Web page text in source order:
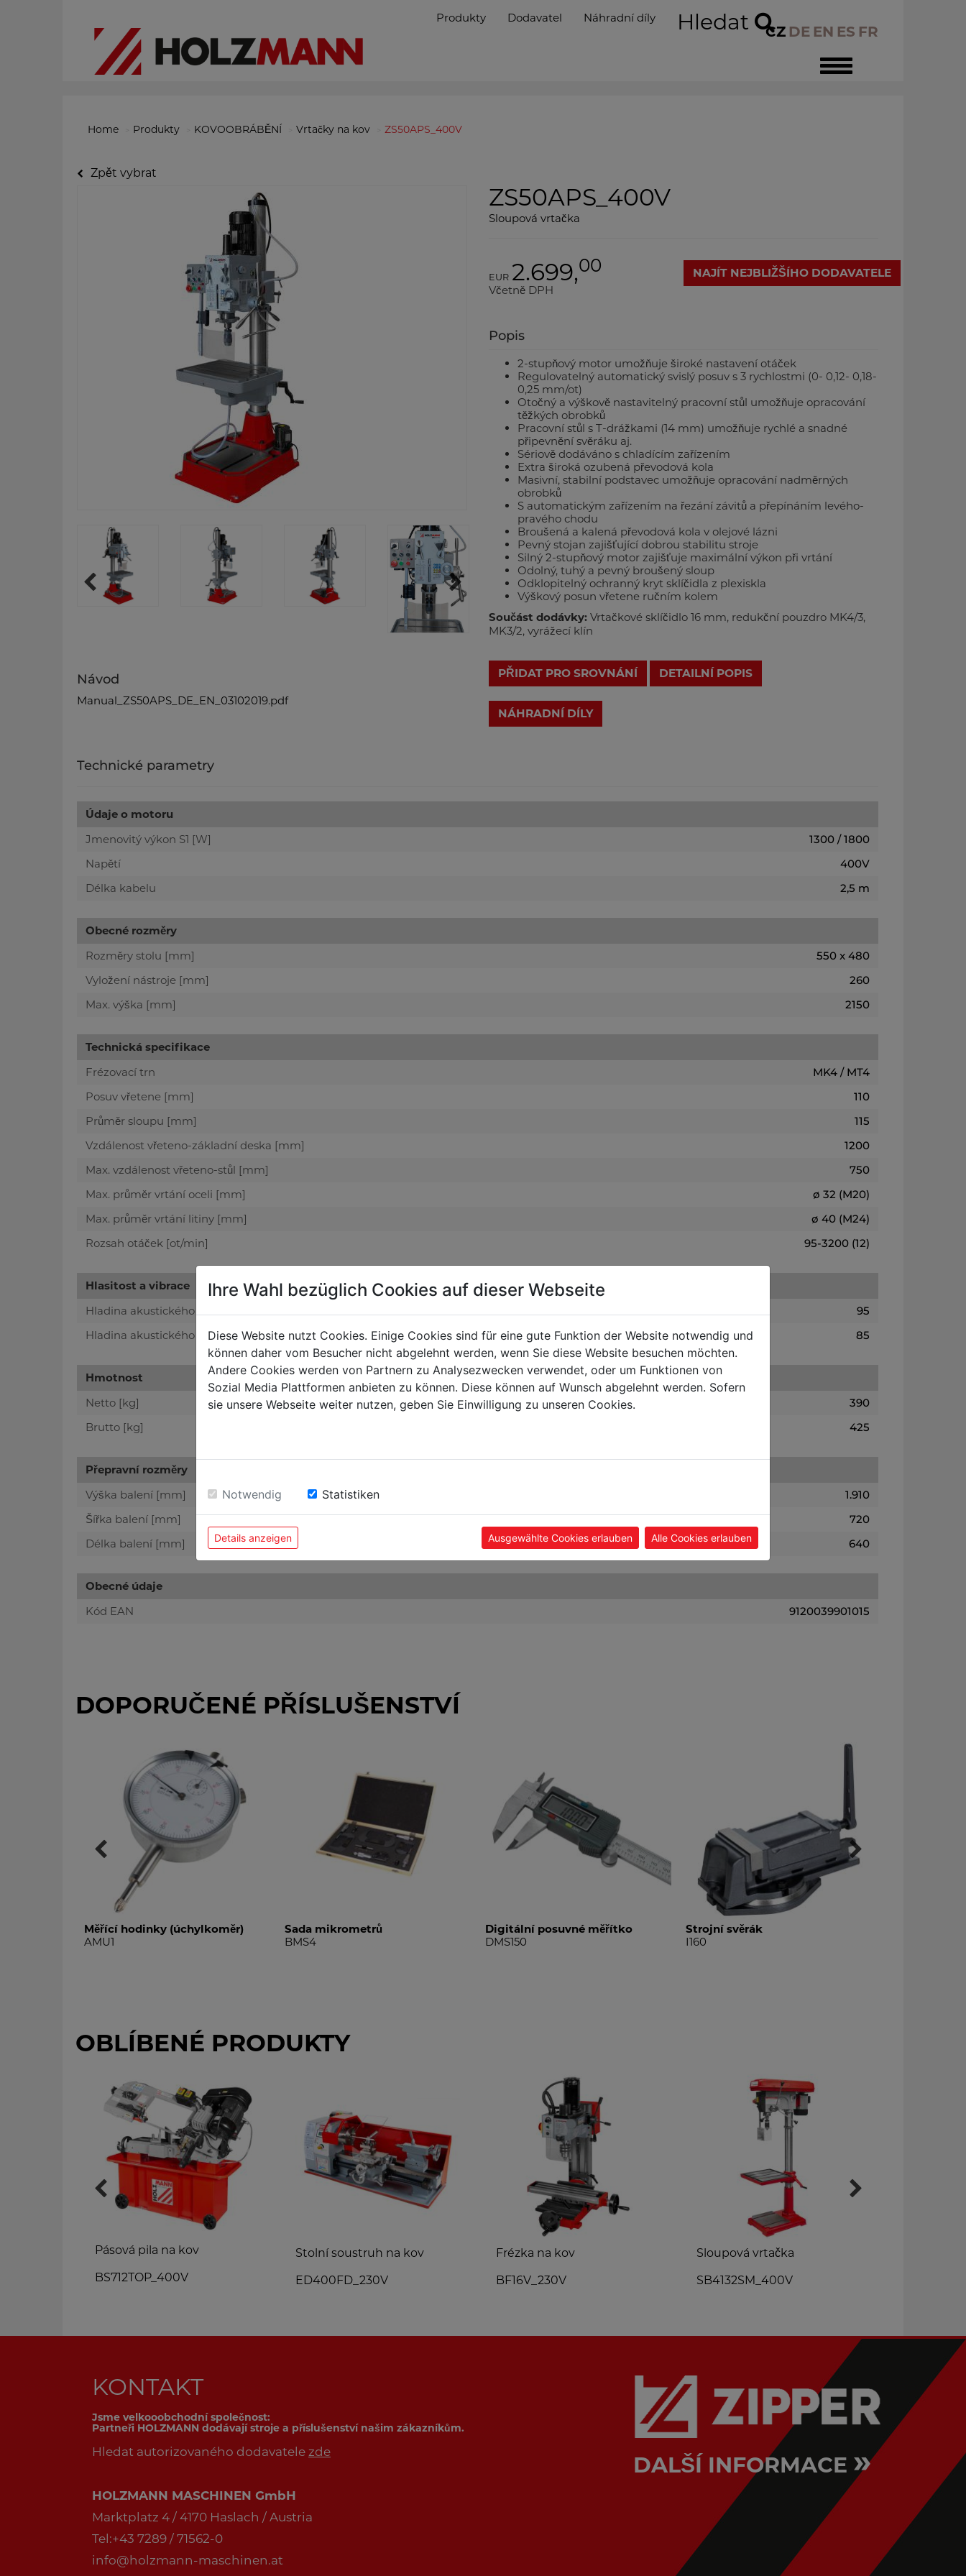
Toggle
navigation
CZ DE EN ES FR
Produkty Dodavatel Náhradní díly Hledat
Home Produkty KOVOOBRÁBĚNÍ Vrtačky na kov ZS50APS_400V
Zpět vybrat
Návod
Manual_ZS50APS_DE_EN_03102019.pdf
ZS50APS_400V
Sloupová vrtačka
EUR 2.699,00
Včetně DPH
NAJÍT NEJBLIŽŠÍHO DODAVATELE
Popis
2-stupňový motor umožňuje široké nastavení otáček
Regulovatelný automatický svislý posuv s 3 rychlostmi (0- 0,12- 0,18-
0,25 mm/ot)
Otočný a výškově nastavitelný pracovní stůl umožňuje opracování
těžkých obrobků
Pracovní stůl s T-drážkami (14 mm) umožňuje rychlé a snadné
připevnění svěráku aj.
Sériově dodáváno s chladícím zařízením
Extra široká ozubená převodová kola
Masivní, stabilní podstavec umožňuje opracování nadměrných
obrobků
S automatickým zařízením na řezání závitů a přepínáním levého-
pravého chodu
Broušená a kalená převodová kola v olejové lázni
Pevný stojan zajišťující dobrou stabilitu stroje
Silný 2-stupňový motor zajišťuje maximální výkon při vrtání
Odolný, tuhý a pevný broušený sloup
Odklopitelný ochranný kryt sklíčidla z plexiskla
Výškový posun vřetene ručním kolem
Součást dodávky:Vrtačkové sklíčidlo 16 mm, redukční pouzdro MK4/3,
MK3/2, vyrážecí klín
PŘIDAT PRO SROVNÁNÍ DETAILNÍ POPIS
Technické parametry
Údaje o motoru
Jmenovitý výkon S1 [W]
1300 / 1800
Napětí
400V
Délka kabelu
2,5 m
Obecné rozměry
Rozměry stolu [mm]
550 x 480
Vyložení nástroje [mm]
260
Max. výška [mm]
2150
Technická specifikace
Frézovací trn
MK4 / MT4
Posuv vřetene [mm]
110
Průměr sloupu [mm]
115
Vzdálenost vřeteno-základní deska [mm]
1200
Max. vzdálenost vřeteno-stůl [mm]
750
Max. průměr vrtání oceli [mm]
ø 32 (M20)
Max. průměr vrtání litiny [mm]
ø 40 (M24)
Rozsah otáček [ot/min]
95-3200 (12)
Hlasitost a vibrace
Hladina akustického výkonu [dB(A)]
95
Hladina akustického tlaku [dB(A)]
85
Hmotnost
Netto [kg]
390
Brutto [kg]
425
Přepravní rozměry
Výška balení [mm]
1.910
Šířka balení [mm]
720
Délka balení [mm]
640
Obecné údaje
Kód EAN
9120039901015
DOPORUČENÉ PŘÍSLUŠENSTVÍ
hodinky (úchylkoměr)
Sada mikrometrů
Digitální posuvné měřítko
Strojní svěrák
OBLÍBENÉ PRODUKTY
Pásová pila na kov
BS712TOP_400V
Stolní soustruh na kov
ED400FD_230V
Frézka na kov
Sloupová vrtačka
SB4132SM_400V
KONTAKT
Jsme velkooobchodní společnost:
Partneři HOLZMANN dodávají stroje a příslušenství našim zákazníkům.
Hledat autorizovaného dodavatele zde
HOLZMANN MASCHINEN GmbH
Marktplatz 4 / 4170 Haslach / Austria
Tel:+43 7289 / 71562-0
info@holzmann-maschinen.at
DALŠÍ INFORMACE »
Ihre Wahl bezüglich Cookies auf dieser Webseite
Diese Website nutzt Cookies. Einige Cookies sind für eine gute Funktion der Website notwendig und
können daher vom Besucher nicht abgelehnt werden, wenn Sie diese Website besuchen möchten.
Andere Cookies werden von Partnern zu Analysezwecken verwendet, oder um Funktionen von
Sozial Media Plattformen anbieten zu können. Diese können auf Wunsch abgelehnt werden. Sofern
sie unsere Webseite weiter nutzen, geben Sie Einwilligung zu unseren Cookies.
Notwendig Statistiken
Details anzeigen Ausgewählte Cookies erlauben Alle Cookies erlauben